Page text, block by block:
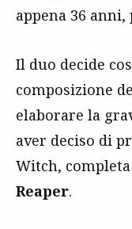
appena 36
Il duo decide
composizione
elaborare la
aver deciso di
Witch,
Reaper.